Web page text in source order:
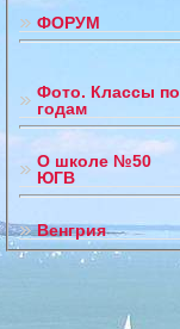
ФОРУМ
Фото. Классы по
годам
О школе №50
ЮГВ
Венгрия